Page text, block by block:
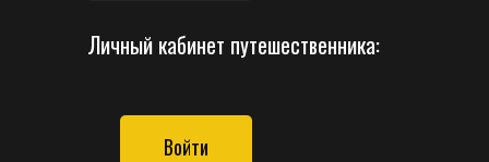
Личный кабинет путешественника:
Войти